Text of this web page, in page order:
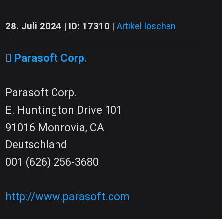
28. Juli 2024 | ID: 17310 | Artikel löschen
Parasoft Corp.
Parasoft Corp.
E. Huntington Drive 101
91016 Monrovia, CA
Deutschland
001 (626) 256-3680
http://www.parasoft.com